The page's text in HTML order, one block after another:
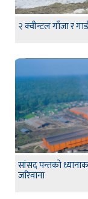
२ क्वीन्टल गाँजा र
सांसद पन्तकाे
जरिवाना